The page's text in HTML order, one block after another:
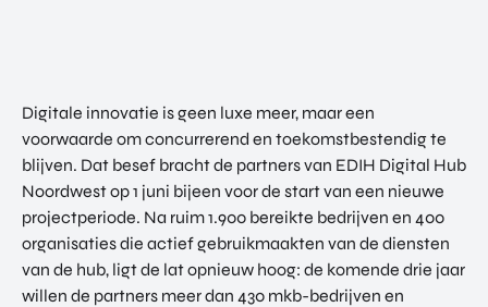
Digitale innovatie is geen luxe meer, maar een
voorwaarde om concurrerend en toekomstbestendig te
blijven. Dat besef bracht de partners van EDIH Digital Hub
Noordwest op 1 juni bijeen voor de start van een nieuwe
projectperiode. Na ruim 1.900 bereikte bedrijven en 400
organisaties die actief gebruikmaakten van de diensten
van de hub, ligt de lat opnieuw hoog: de komende drie jaar
willen de partners meer dan 430 mkb-bedrijven en
BEL ONS
+31 (0)85 022 13 44